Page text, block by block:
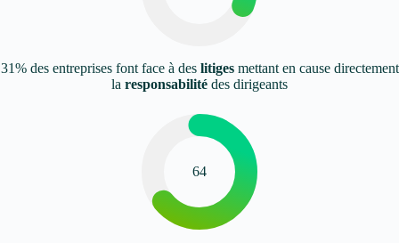
31% des entreprises font face à des litigesmettant en cause directement
la responsabilité des dirigeants
64